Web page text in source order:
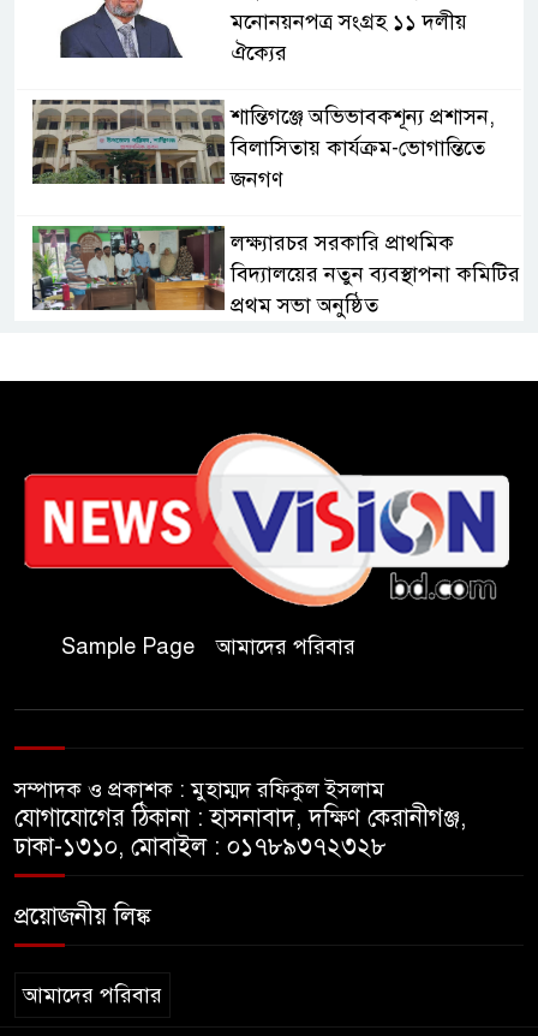
মনোনয়নপত্র সংগ্রহ ১১ দলীয়
ঐক্যের
‎শান্তিগঞ্জে অভিভাবকশূন্য প্রশাসন,
‎বিলাসিতায় কার্যক্রম-ভোগান্তিতে
জনগণ ‎
লক্ষ্যারচর সরকারি প্রাথমিক
বিদ্যালয়ের নতুন ব্যবস্থাপনা কমিটির
প্রথম সভা অনুষ্ঠিত
চকরিয়ায় মানববন্ধন
চকরিয়া থানা পুলিশের তৎপরতায়
হারানো মোবাইল উদ্ধার, মালিকের
কাছে হস্তান্তর
ক্ষতিগ্রস্তদের হাইজিন কিট বিতরণ
কক্সবাজারের কৃতিসন্তান শামীম
উদ্দিন চৌধুরী বাংলাদেশ ব্যাংকে
Sample Page আমাদের পরিবার
সম্পাদক ও প্রকাশক : মুহাম্মদ রফিকুল ইসলাম
যোগাযোগের ঠিকানা : হাসনাবাদ, দক্ষিণ কেরানীগঞ্জ,
ঢাকা-১৩১০, মোবাইল : ০১৭৮৯৩৭২৩২৮
প্রয়োজনীয় লিঙ্ক
আমাদের পরিবার